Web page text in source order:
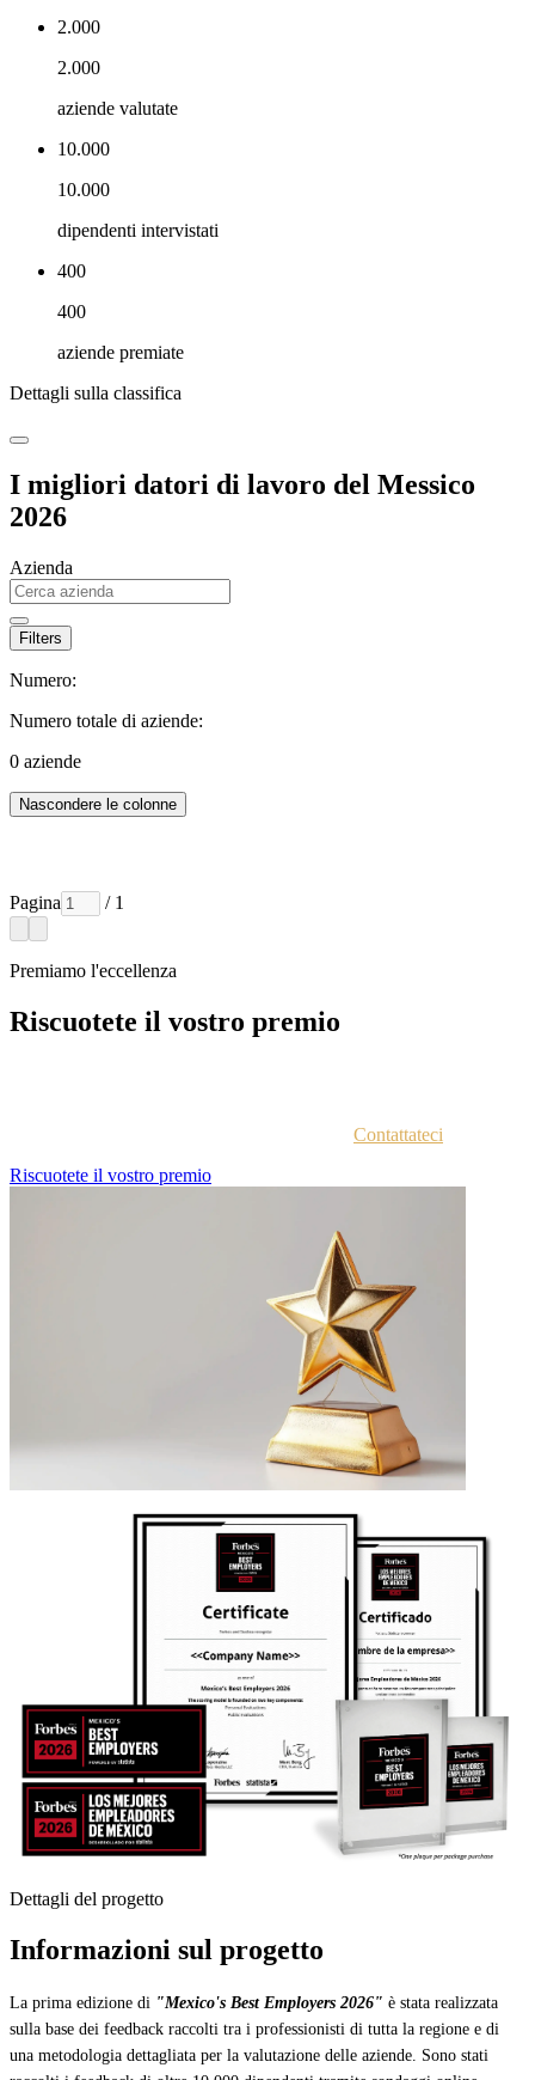
2.000
2.000
aziende valutate
10.000
10.000
dipendenti intervistati
400
400
aziende premiate
Dettagli sulla classifica
I migliori datori di lavoro del Messico
2026
Azienda
Filters
Numero:
Numero totale di aziende:
0 aziende
Nascondere le colonne
Pagina / 1
Premiamo l'eccellenza
Riscuotete il vostro premio
Contattateci
Riscuotete il vostro premio
Dettagli del progetto
Informazioni sul progetto
La prima edizione di "Mexico's Best Employers 2026" è stata realizzata
sulla base dei feedback raccolti tra i professionisti di tutta la regione e di
una metodologia dettagliata per la valutazione delle aziende. Sono stati